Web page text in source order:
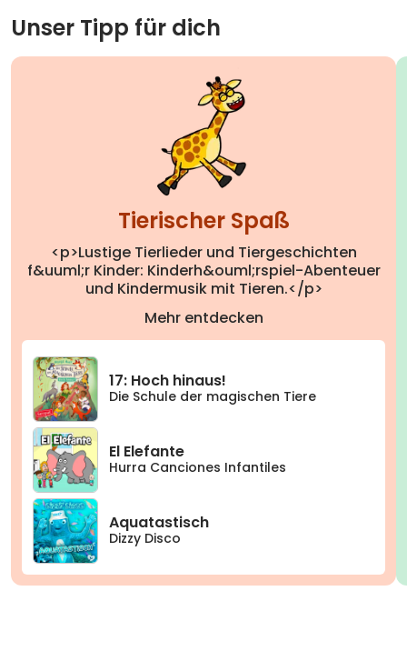
Unser Tipp für dich
Tierischer Spaß
<p>Lustige Tierlieder und Tiergeschichten
f&uuml;r Kinder: Kinderh&ouml;rspiel-Abenteuer
und Kindermusik mit Tieren.</p>
Mehr entdecken
17: Hoch hinaus!
Die Schule der magischen Tiere
El Elefante
Hurra Canciones Infantiles
Aquatastisch
Dizzy Disco